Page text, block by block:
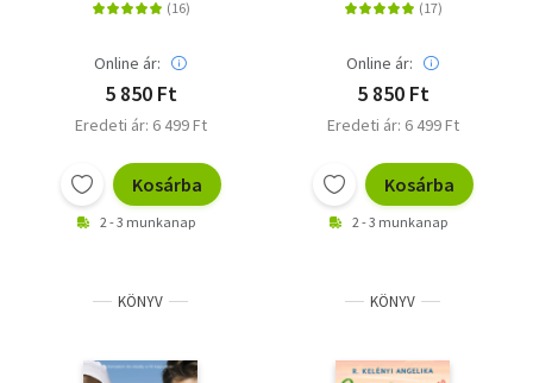
Online ár:
5 850 Ft
Eredeti ár: 6 499 Ft
Kosárba
2 - 3 munkanap
Online ár:
5 850 Ft
Eredeti ár: 6 499 Ft
Kosárba
2 - 3 munkanap
KÖNYV KÖNYV